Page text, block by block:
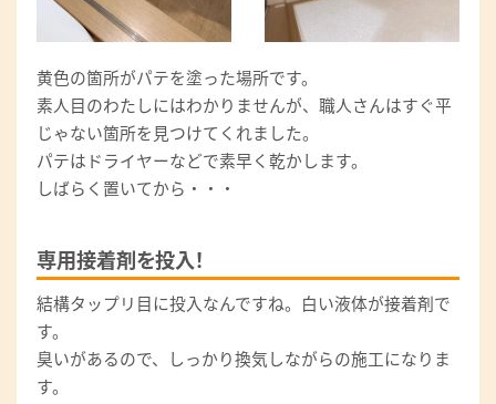
黄色の箇所がパテを塗った場所です。
素人目のわたしにはわかりませんが、職人さんはすぐ平
じゃない箇所を見つけてくれました。
パテはドライヤーなどで素早く乾かします。
しばらく置いてから・・・
専用接着剤を投入！
結構タップリ目に投入なんですね。白い液体が接着剤で
す。
臭いがあるので、しっかり換気しながらの施工になりま
す。